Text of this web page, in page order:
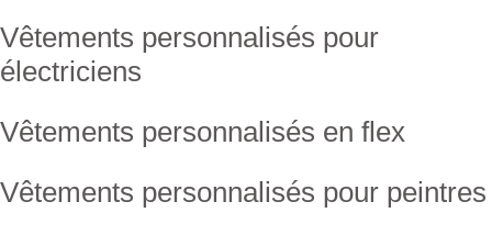
Vêtements personnalisés pour
électriciens
Vêtements personnalisés en flex
Vêtements personnalisés pour peintres